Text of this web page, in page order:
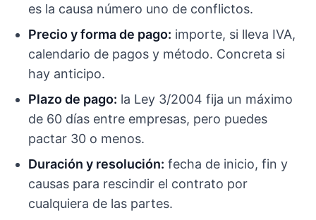
es la causa número uno de conflictos.
Precio y forma de pago: importe, si lleva IVA,
calendario de pagos y método. Concreta si
hay anticipo.
Plazo de pago: la Ley 3/2004 fija un máximo
de 60 días entre empresas, pero puedes
pactar 30 o menos.
Duración y resolución: fecha de inicio, fin y
causas para rescindir el contrato por
cualquiera de las partes.